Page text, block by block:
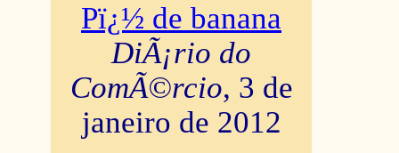
Pï¿½ de banana
DiÃ¡rio do
ComÃ©rcio, 3 de
janeiro de 2012